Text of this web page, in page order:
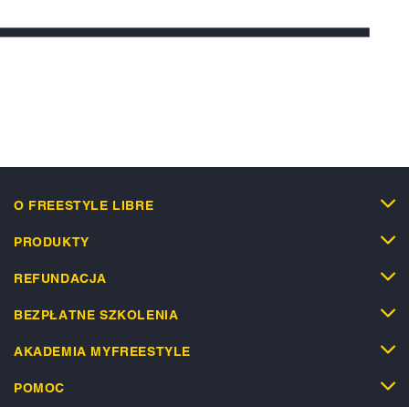
O FREESTYLE LIBRE
PRODUKTY
REFUNDACJA
BEZPŁATNE SZKOLENIA
AKADEMIA MYFREESTYLE
POMOC